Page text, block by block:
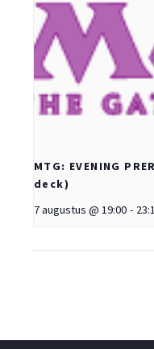
MTG: EVENING
deck)
7 augustus @ 19:00 -